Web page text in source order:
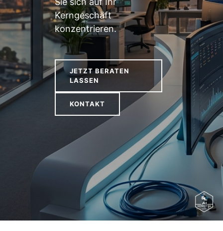
Kerngeschäft
konzentrieren.
JETZT BERATEN
LASSEN
KONTAKT